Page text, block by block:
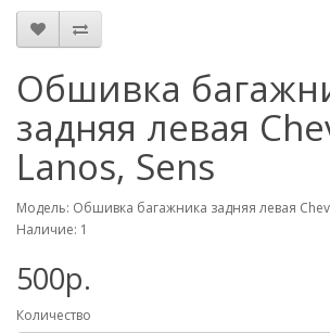
Обшивка
задняя левая
Lanos, Sens
Модель: Обшивка багажника задняя левая
Наличие: 1
500р.
Количество